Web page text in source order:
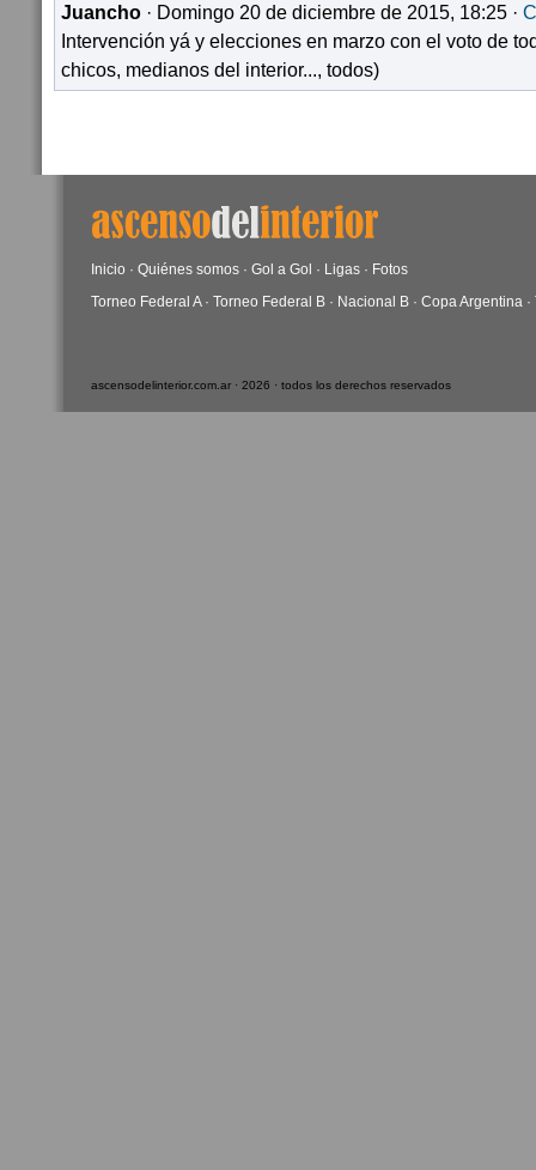
Juancho · Domingo 20 de diciembre de 2015, 18:25 ·
Intervención yá y elecciones en marzo con el voto de
chicos, medianos del interior..., todos)
Inicio · Quiénes somos · Gol a Gol · Ligas · Fotos
Torneo Federal A· Torneo Federal B · Nacional B · Copa Argentina ·
ascensodelinterior.com.ar · 2026 · todos los derechos reservados